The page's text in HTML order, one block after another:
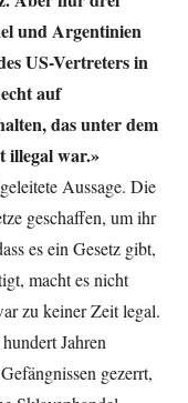
und Argentinien
US-Vertreters in
auf
das unter dem
illegal war.»
Aussage. Die
geschaffen, um ihr
es ein Gesetz gibt,
macht es nicht
zu keiner Zeit legal.
Jahren
gezerrt,